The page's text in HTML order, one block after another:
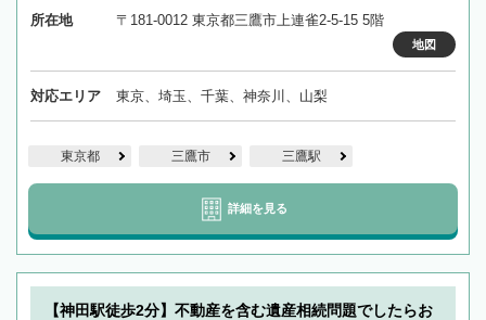
所在地 〒181-0012 東京都三鷹市上連雀2-5-15 5階
地図
対応エリア 東京、埼玉、千葉、神奈川、山梨
東京都 三鷹市 三鷹駅
詳細を見る
【神田駅徒歩2分】不動産を含む遺産相続問題でしたらお